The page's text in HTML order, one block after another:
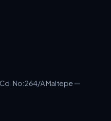
No:264/A Maltepe —